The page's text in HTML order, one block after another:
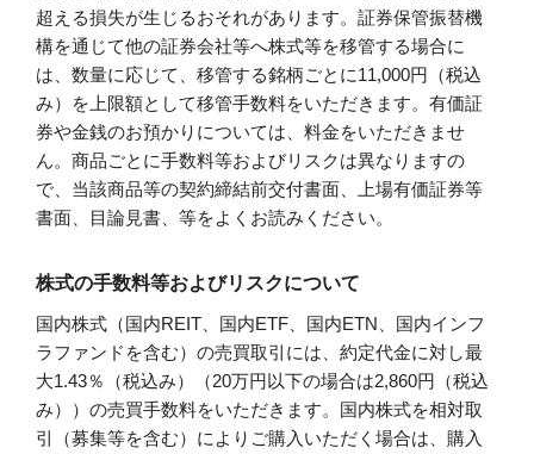
超える損失が生じるおそれがあります。証券保管振替機
構を通じて他の証券会社等へ株式等を移管する場合に
は、数量に応じて、移管する銘柄ごとに11,000円（税込
み）を上限額として移管手数料をいただきます。有価証
券や金銭のお預かりについては、料金をいただきませ
ん。商品ごとに手数料等およびリスクは異なりますの
で、当該商品等の契約締結前交付書面、上場有価証券等
書面、目論見書、等をよくお読みください。
株式の手数料等およびリスクについて
国内株式（国内REIT、国内ETF、国内ETN、国内インフ
ラファンドを含む）の売買取引には、約定代金に対し最
大1.43％（税込み）（20万円以下の場合は2,860円（税込
み））の売買手数料をいただきます。国内株式を相対取
引（募集等を含む）によりご購入いただく場合は、購入